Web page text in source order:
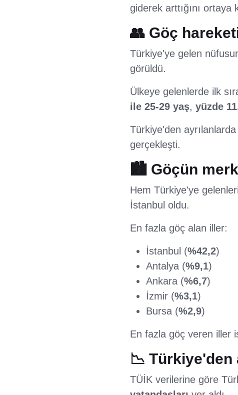
giderek arttığını ortaya
👥 Göç
Türkiye'ye gelen
görüldü.
Ülkeye gelenlerde ilk
ile 25-29 yaş, yüzde
Türkiye'den
gerçekleşti.
🏙️ Göçün
Hem Türkiye'ye
İstanbul oldu.
En fazla göç alan iller:
İstanbul (%42,2)
Antalya (%9,1)
Ankara (%6,7)
İzmir (%3,1)
Bursa (%2,9)
En fazla göç veren iller
📉 Türkiye'den
TÜİK verilerine göre